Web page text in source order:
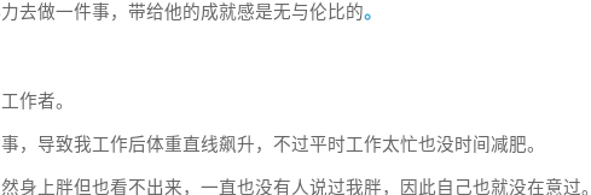
去做一件事，带给他的成就感是无与伦比的。
作者。
，导致我工作后体重直线飙升，不过平时工作太忙也没时间减肥。
身上胖但也看不出来，一直也没有人说过我胖，因此自己也就没在意过。